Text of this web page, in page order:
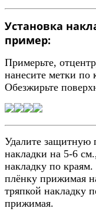
Установка
пример:
Примерьте,
нанесите метки по
Обезжирьте
Удалите защитную
накладки на 5-6
накладку по
плёнку прижимая
тряпкой накладку
прижимая.